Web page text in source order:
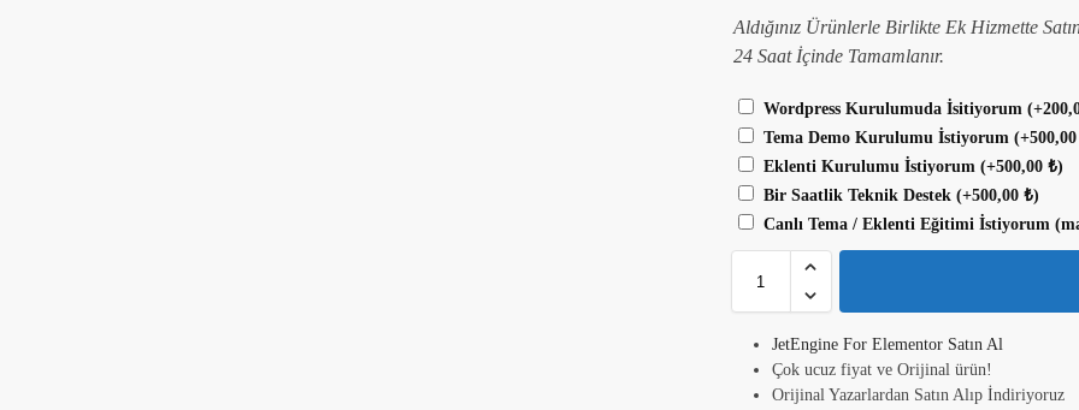
Aldığınız Ürünlerle Birlikte Ek Hizmette
24 Saat İçinde Tamamlanır.
Wordpress Kurulumuda İsitiyorum (+
Tema Demo Kurulumu İstiyorum (+
Eklenti Kurulumu İstiyorum (+500,00 ₺)
Bir Saatlik Teknik Destek (+500,00 ₺)
Canlı Tema / Eklenti Eğitimi İstiyorum
JetEngine For Elementor Satın Al
Çok ucuz fiyat ve Orijinal ürün!
Orijinal Yazarlardan Satın Alıp İndiriyoruz